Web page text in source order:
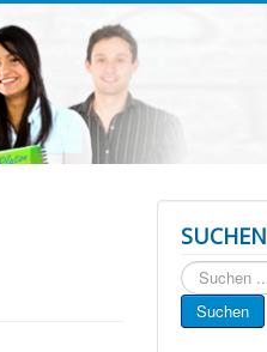
SUCHEN
Suchen
...
Suchen